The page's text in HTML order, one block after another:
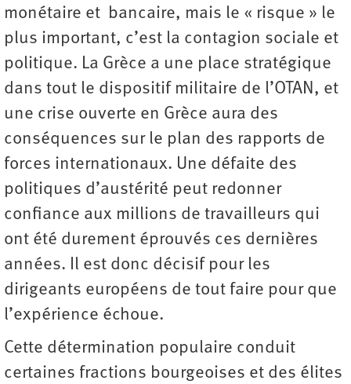
monétaire et bancaire, mais le « risque » le
plus important, c’est la contagion sociale et
politique. La Grèce a une place stratégique
dans tout le dispositif militaire de l’OTAN, et
une crise ouverte en Grèce aura des
conséquences sur le plan des rapports de
forces internationaux. Une défaite des
politiques d’austérité peut redonner
confiance aux millions de travailleurs qui
ont été durement éprouvés ces dernières
années. Il est donc décisif pour les
dirigeants européens de tout faire pour que
l’expérience échoue.
Cette détermination populaire conduit
certaines fractions bourgeoises et des élites